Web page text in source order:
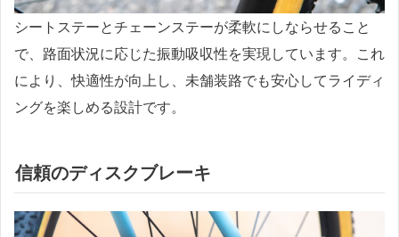
シートステーとチェーンステーが柔軟にしならせること
で、路面状況に応じた振動吸収性を実現しています。これ
により、快適性が向上し、未舗装路でも安心してライディ
ングを楽しめる設計です。
信頼のディスクブレーキ